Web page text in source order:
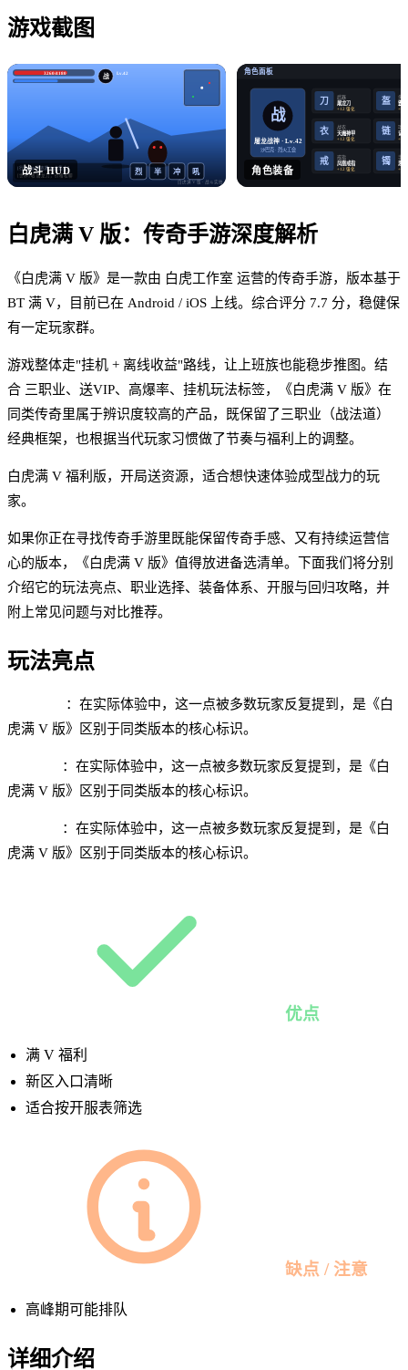
游戏截图
3260/4180 战 Lv.42
烈 半 冲 吼
[行会] 沙巴克晚 8 点集合！
[世界] 收 屠龙刀，价格私聊
白虎满 V 版· 战斗实拍
战斗 HUD
角色面板
战
屠龙战神 · Lv.42
沙巴克 · 烈火工会
刀 武器
屠龙刀
+12 强化
盔 头盔
霸
+12
衣 战衣
天魔神甲
+12 强化
链 项链
记
+12
戒 戒指
凤凰戒指
+12 强化
镯 手镯
思
+12
角色装备
白虎满 V 版： 传奇手游深度解析
《白虎满 V 版》是一款由 白虎工作室 运营的传奇手游，版本基于
BT 满 V，目前已在 Android / iOS 上线。综合评分 7.7 分，稳健保
有一定玩家群。
游戏整体走"挂机 + 离线收益"路线，让上班族也能稳步推图。结
合 三职业、送VIP、高爆率、挂机玩法标签，《白虎满 V 版》在
同类传奇里属于辨识度较高的产品，既保留了三职业（战法道）
经典框架，也根据当代玩家习惯做了节奏与福利上的调整。
白虎满 V 福利版，开局送资源，适合想快速体验成型战力的玩
家。
如果你正在寻找传奇手游里既能保留传奇手感、又有持续运营信
心的版本，《白虎满 V 版》值得放进备选清单。下面我们将分别
介绍它的玩法亮点、职业选择、装备体系、开服与回归攻略，并
附上常见问题与对比推荐。
玩法亮点
：在实际体验中，这一点被多数玩家反复提到，是《白
虎满 V 版》区别于同类版本的核心标识。
：在实际体验中，这一点被多数玩家反复提到，是《白
虎满 V 版》区别于同类版本的核心标识。
：在实际体验中，这一点被多数玩家反复提到，是《白
虎满 V 版》区别于同类版本的核心标识。
优点
满 V 福利
新区入口清晰
适合按开服表筛选
缺点 / 注意
高峰期可能排队
详细介绍